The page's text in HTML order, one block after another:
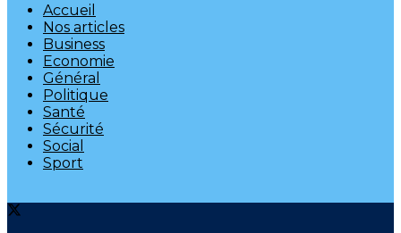
Accueil
Nos articles
Business
Economie
Général
Politique
Santé
Sécurité
Social
Sport